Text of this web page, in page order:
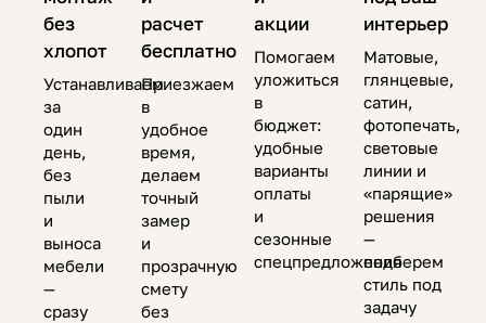
без
хлопот
Устанавливаем
за
один
день,
без
пыли
и
выноса
мебели
—
сразу
расчет
бесплатно
Приезжаем
в
удобное
время,
делаем
точный
замер
и
прозрачную
смету
без
акции
Помогаем
уложиться
в
бюджет:
удобные
варианты
оплаты
и
сезонные
спецпредложения
интерьер
Матовые,
глянцевые,
сатин,
фотопечать,
световые
линии и
«парящие»
решения
—
подберем
стиль под
задачу